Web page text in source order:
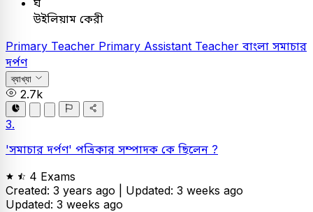
ঘ
উইলিয়াম কেরী
Primary Teacher Primary Assistant Teacher বাংলা সমাচার
দর্পণ
ব্যাখ্যা
2.7k
3.
'সমাচার দর্পণ' পত্রিকার সম্পাদক কে ছিলেন ?
4 Exams
Created: 3 years ago | Updated: 3 weeks ago
Updated: 3 weeks ago